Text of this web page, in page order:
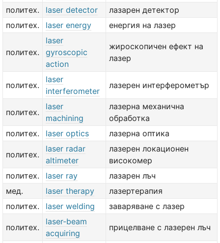
политех.
laser detector
лазарен детектор
политех.
laser energy енергия на лазер
политех.
laser
gyroscopic
action
жироскопичен ефект на
лазер
политех.
laser
interferometer
лазерен интерферометър
политех.
laser
machining
лазерна механична
обработка
политех.
laser optics лазерна оптика
политех.
laser radar
altimeter
лазерен локационен
високомер
политех.
laser ray
лазарен лъч
мед.
laser therapy
лазертерапия
политех.
laser welding заваряване с лазер
политех.
laser-beam
acquiring
прицелване с лазерен лъч